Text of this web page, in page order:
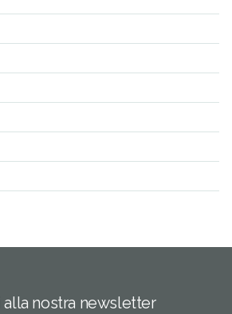
alla nostra newsletter